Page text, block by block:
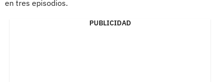
en tres episodios.
PUBLICIDAD